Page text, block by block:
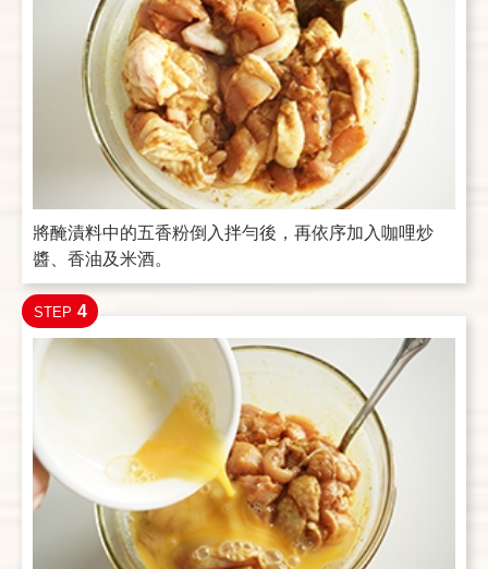
將醃漬料中的五香粉倒入拌勻後，再依序加入咖哩炒
醬、香油及米酒。
STEP 4